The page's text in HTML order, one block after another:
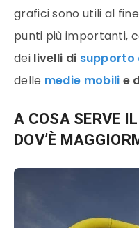
grafici sono utili al
punti più importanti,
dei livelli di supporto
delle medie mobili e
A COSA SERVE
DOV’È